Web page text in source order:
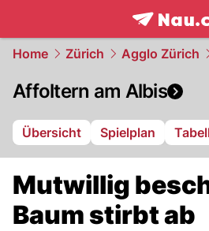
frontpage.
Home Zürich Agglo Zürich
Affoltern am Albis
Übersicht Spielplan
Mutwillig
Baum stirbt ab